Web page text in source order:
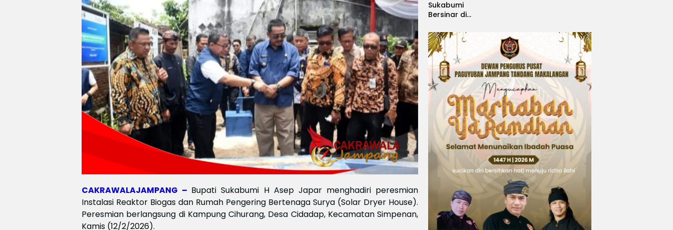
CAKRAWALAJAMPANG – Bupati Sukabumi H Asep Japar menghadiri peresmian
Instalasi Reaktor Biogas dan Rumah Pengering Bertenaga Surya (Solar Dryer House).
Peresmian berlangsung di Kampung Cihurang, Desa Cidadap, Kecamatan Simpenan,
Kamis (12/2/2026).
Sukabumi
Bersinar di
Gelar
Bergengsi
Ajang Idol
Kids
International
2026